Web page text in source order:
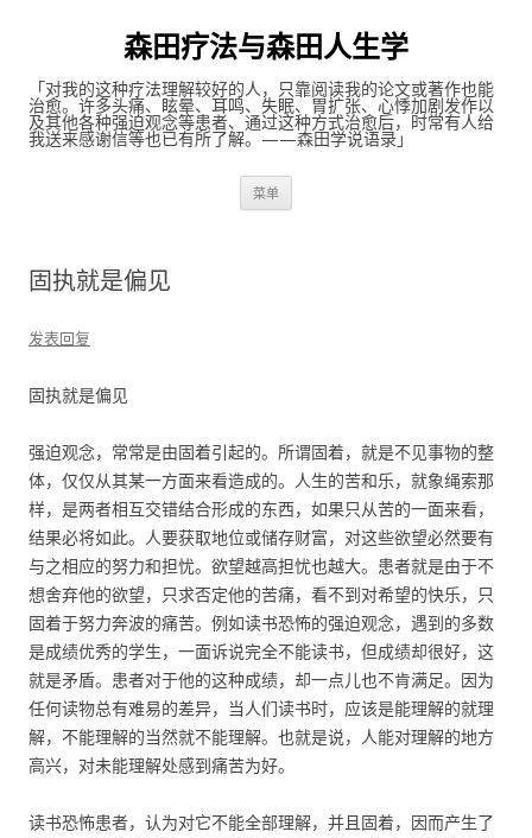
森田疗法与森田人生学
「对我的这种疗法理解较好的人，只靠阅读我的论文或著作也能
治愈。许多头痛、眩晕、耳鸣、失眠、胃扩张、心悸加剧发作以
及其他各种强迫观念等患者、通过这种方式治愈后，时常有人给
我送来感谢信等也已有所了解。——森田学说语录」
菜单
固执就是偏见
发表回复
固执就是偏见
强迫观念，常常是由固着引起的。所谓固着，就是不见事物的整
体，仅仅从其某一方面来看造成的。人生的苦和乐，就象绳索那
样，是两者相互交错结合形成的东西，如果只从苦的一面来看，
结果必将如此。人要获取地位或储存财富，对这些欲望必然要有
与之相应的努力和担忧。欲望越高担忧也越大。患者就是由于不
想舍弃他的欲望，只求否定他的苦痛，看不到对希望的快乐，只
固着于努力奔波的痛苦。例如读书恐怖的强迫观念，遇到的多数
是成绩优秀的学生，一面诉说完全不能读书，但成绩却很好，这
就是矛盾。患者对于他的这种成绩，却一点儿也不肯满足。因为
任何读物总有难易的差异，当人们读书时，应该是能理解的就理
解，不能理解的当然就不能理解。也就是说，人能对理解的地方
高兴，对未能理解处感到痛苦为好。
读书恐怖患者，认为对它不能全部理解，并且固着，因而产生了